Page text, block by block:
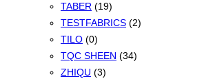
TABER (19)
TESTFABRICS (2)
TILO (0)
TQC SHEEN (34)
ZHIQU (3)